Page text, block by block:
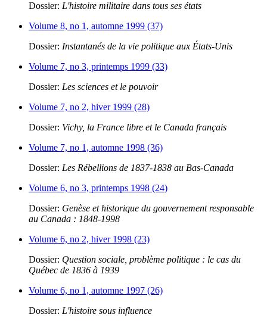
Dossier: L'histoire militaire dans tous ses états
Volume 8, no 1, automne 1999 (37)
Dossier: Instantanés de la vie politique aux États-Unis
Volume 7, no 3, printemps 1999 (33)
Dossier: Les sciences et le pouvoir
Volume 7, no 2, hiver 1999 (28)
Dossier: Vichy, la France libre et le Canada français
Volume 7, no 1, automne 1998 (36)
Dossier: Les Rébellions de 1837-1838 au Bas-Canada
Volume 6, no 3, printemps 1998 (24)
Dossier: Genèse et historique du gouvernement responsable
au Canada : 1848-1998
Volume 6, no 2, hiver 1998 (23)
Dossier: Question sociale, problème politique : le cas du
Québec de 1836 à 1939
Volume 6, no 1, automne 1997 (26)
Dossier: L'histoire sous influence